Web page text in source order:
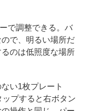
で調整できる。バ
で、明るい場所だ
のは低照度な場所
い1枚プレート
プすると右ボタン